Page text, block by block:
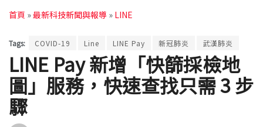
首頁 »最新科技新聞與報導 » LINE
Tags: COVID-19 Line LINE Pay 新冠肺炎 武漢肺炎
LINE Pay 新增「快篩採檢地
圖」服務，快速查找只需 3 步
驟